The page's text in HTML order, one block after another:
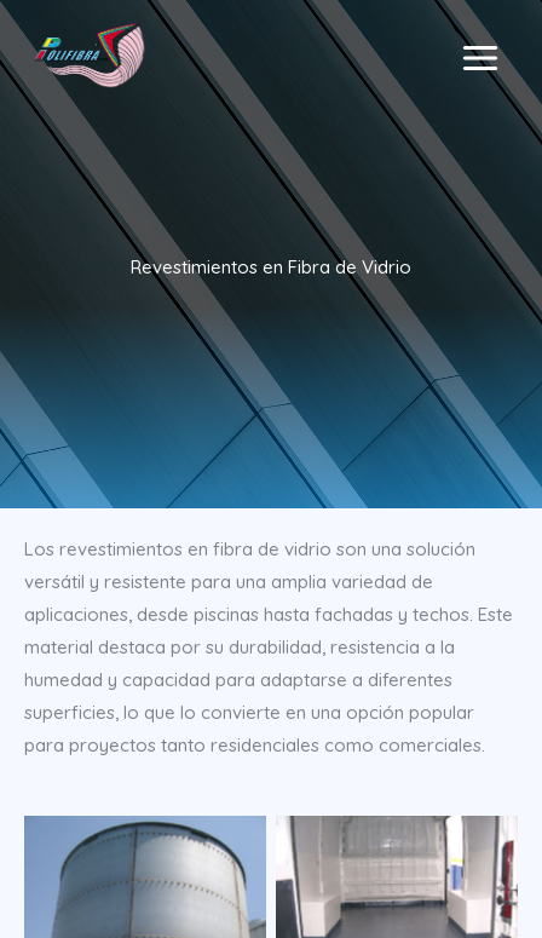
Ir
al
contenido
MAIN
MENU
Revestimientos en Fibra de Vidrio
Los revestimientos en fibra de vidrio son una solución
versátil y resistente para una amplia variedad de
aplicaciones, desde piscinas hasta fachadas y techos. Este
material destaca por su durabilidad, resistencia a la
humedad y capacidad para adaptarse a diferentes
superficies, lo que lo convierte en una opción popular
para proyectos tanto residenciales como comerciales.